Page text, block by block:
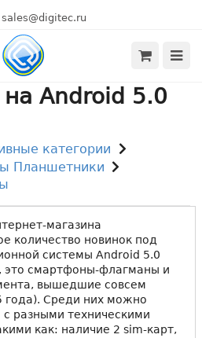
sales@digitec.ru
Android 5.0
категории
Планшетники
магазина
количество новинок под
системы Android 5.0
это смартфоны-флагманы и
вышедшие совсем
года). Среди них можно
с разными техническими
как: наличие 2 sim-карт,